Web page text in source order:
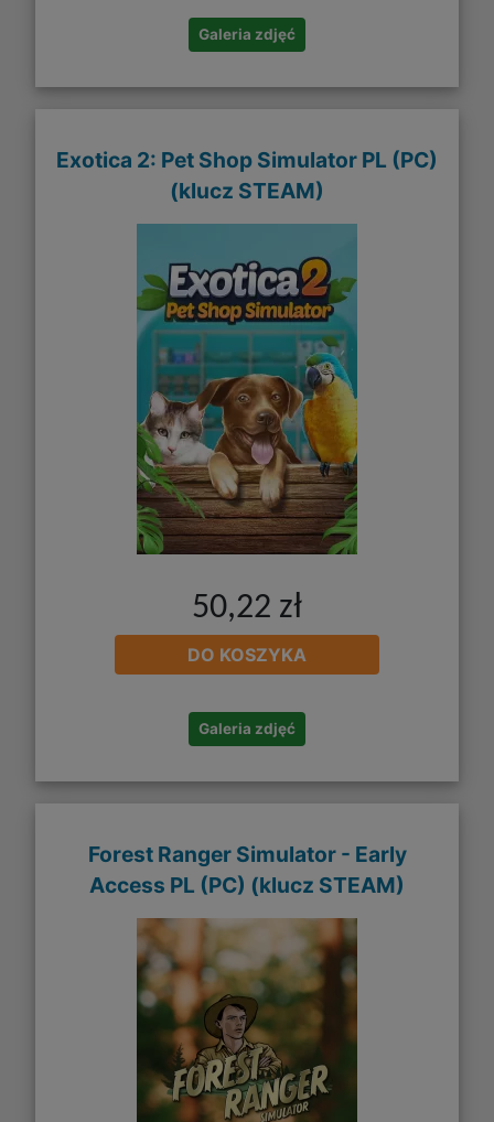
Galeria zdjęć
Exotica 2: Pet Shop Simulator PL (PC)
(klucz STEAM)
50,22 zł
DO KOSZYKA
Galeria zdjęć
Forest Ranger Simulator - Early
Access PL (PC) (klucz STEAM)